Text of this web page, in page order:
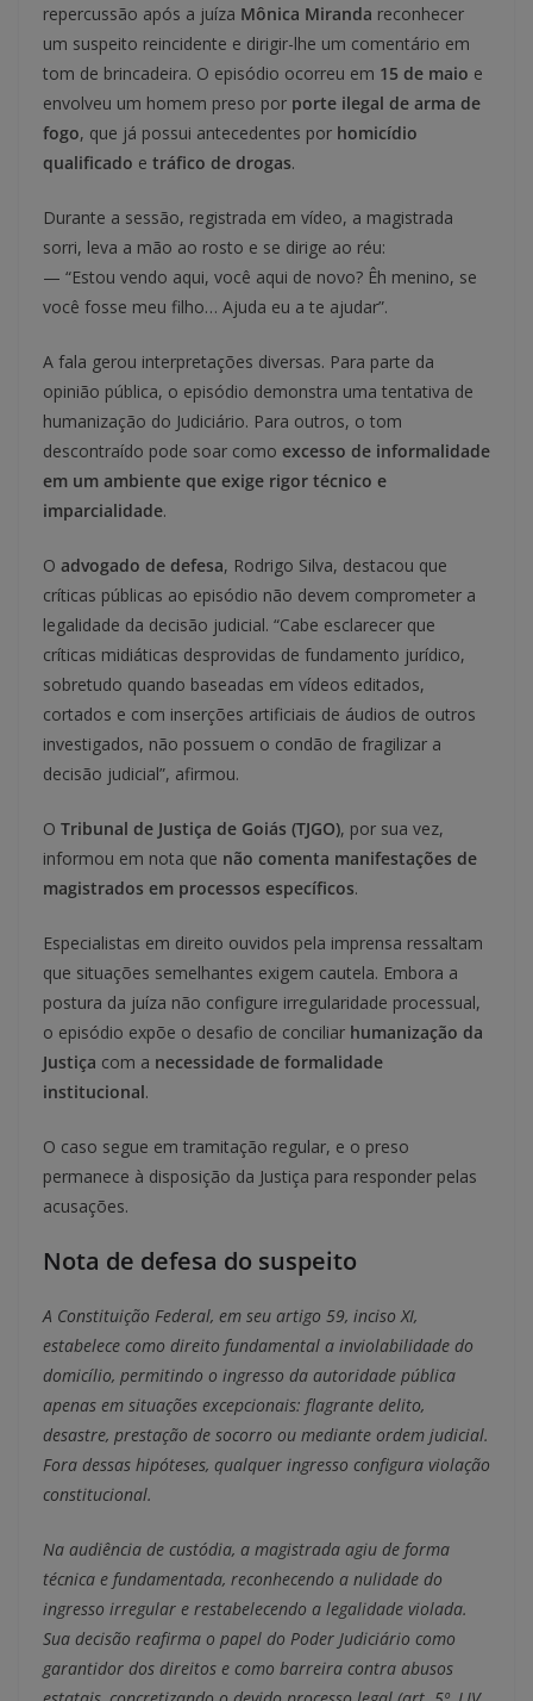
repercussão após a juíza Mônica Miranda reconhecer
um suspeito reincidente e dirigir-lhe um comentário em
tom de brincadeira. O episódio ocorreu em 15 de maio e
envolveu um homem preso por porte ilegal de arma de
fogo, que já possui antecedentes por homicídio
qualificado e tráfico de drogas.
Durante a sessão, registrada em vídeo, a magistrada
sorri, leva a mão ao rosto e se dirige ao réu:
— “Estou vendo aqui, você aqui de novo? Êh menino, se
você fosse meu filho… Ajuda eu a te ajudar”.
A fala gerou interpretações diversas. Para parte da
opinião pública, o episódio demonstra uma tentativa de
humanização do Judiciário. Para outros, o tom
descontraído pode soar como excesso de informalidade
em um ambiente que exige rigor técnico e
imparcialidade.
O advogado de defesa, Rodrigo Silva, destacou que
críticas públicas ao episódio não devem comprometer a
legalidade da decisão judicial. “Cabe esclarecer que
críticas midiáticas desprovidas de fundamento jurídico,
sobretudo quando baseadas em vídeos editados,
cortados e com inserções artificiais de áudios de outros
investigados, não possuem o condão de fragilizar a
decisão judicial”, afirmou.
O Tribunal de Justiça de Goiás (TJGO), por sua vez,
informou em nota que não comenta manifestações de
magistrados em processos específicos.
Especialistas em direito ouvidos pela imprensa ressaltam
que situações semelhantes exigem cautela. Embora a
postura da juíza não configure irregularidade processual,
o episódio expõe o desafio de conciliar humanização da
Justiça com a necessidade de formalidade
institucional.
O caso segue em tramitação regular, e o preso
permanece à disposição da Justiça para responder pelas
acusações.
Nota de defesa do suspeito
A Constituição Federal, em seu artigo 59, inciso XI,
estabelece como direito fundamental a inviolabilidade do
domicílio, permitindo o ingresso da autoridade pública
apenas em situações excepcionais: flagrante delito,
desastre, prestação de socorro ou mediante ordem judicial.
Fora dessas hipóteses, qualquer ingresso configura violação
constitucional.
Na audiência de custódia, a magistrada agiu de forma
técnica e fundamentada, reconhecendo a nulidade do
ingresso irregular e restabelecendo a legalidade violada.
Sua decisão reafirma o papel do Poder Judiciário como
garantidor dos direitos e como barreira contra abusos